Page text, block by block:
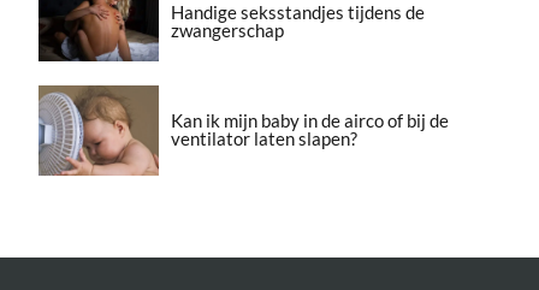
Handige seksstandjes tijdens de
zwangerschap
Kan ik mijn baby in de airco of bij de
ventilator laten slapen?